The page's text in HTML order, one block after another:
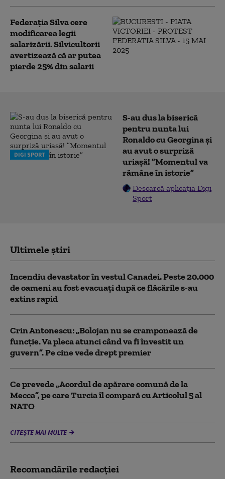
Federația Silva cere
modificarea legii
salarizării. Silvicultorii
avertizează că ar putea
pierde 25% din salarii
DIGI SPORT
S-au dus la biserică
pentru nunta lui
Ronaldo cu Georgina și
au avut o surpriză
uriașă! ”Momentul va
rămâne în istorie”
Descarcă aplicația Digi
Sport
Ultimele știri
Incendiu devastator în vestul Canadei. Peste 20.000
de oameni au fost evacuați după ce flăcările s-au
extins rapid
Crin Antonescu: „Bolojan nu se cramponează de
funcție. Va pleca atunci când va fi învestit un
guvern”. Pe cine vede drept premier
Ce prevede „Acordul de apărare comună de la
Mecca”, pe care Turcia îl compară cu Articolul 5 al
NATO
CITEȘTE MAI MULTE
Recomandările redacţiei